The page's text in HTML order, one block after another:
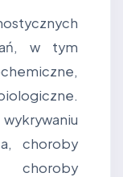
w tym
choroby